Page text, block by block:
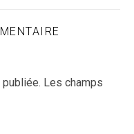
Les champs